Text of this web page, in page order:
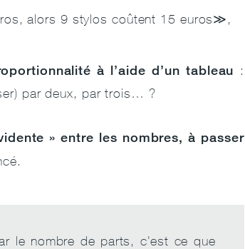
alors 9 stylos coûtent 15 euros≫,
à l’aide d’un tableau :
par deux, par trois… ?
» entre les nombres, à passer
le nombre de parts, c'est ce que